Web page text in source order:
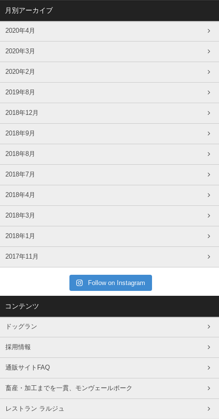
月別アーカイブ
2020年4月
2020年3月
2020年2月
2019年8月
2018年12月
2018年9月
2018年8月
2018年7月
2018年4月
2018年3月
2018年1月
2017年11月
Follow on Instagram
コンテンツ
ドッグラン
採用情報
通販サイトFAQ
畜産・加工までを一貫、モンヴェールポーク
レストラン ラルジュ